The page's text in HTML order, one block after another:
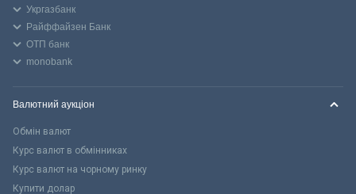
Укргазбанк
Райффайзен Банк
ОТП банк
monobank
Валютний аукціон
Обмін валют
Курс валют в обмінниках
Курс валют на чорному ринку
Купити долар